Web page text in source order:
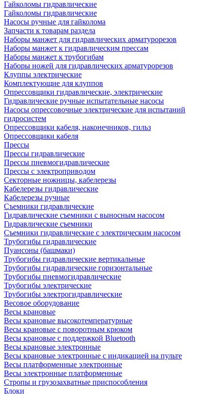
Гайколомы гидравлические
Гайколомы гидравлические
Насосы ручные для гайколома
Запчасти к товарам раздела
Наборы манжет для гидравлических арматурорезов
Наборы манжет к гидравлическим прессам
Наборы манжет к трубогибам
Наборы ножей для гидравлических арматурорезов
Клуппы электрические
Комплектующие для клуппов
Опрессовщики гидравлические, электрические
Гидравлические ручные испытательные насосы
Насосы опрессовочные электрические для испытаний
гидросистем
Опрессовщики кабеля, наконечников, гильз
Опрессовщики кабеля
Прессы
Прессы гидравлические
Прессы пневмогидравлические
Прессы с электроприводом
Секторные ножницы, кабелерезы
Кабелерезы гидравлические
Кабелерезы ручные
Съемники гидравлические
Гидравлические cъемники с выносным насосом
Гидравлические съемники
Съемники гидравлические с электрическим насосом
Трубогибы гидравлические
Пуансоны (башмаки)
Трубогибы гидравлические вертикальные
Трубогибы гидравлические горизонтальные
Трубогибы пневмогидравлические
Трубогибы электрические
Трубогибы электрогидравлические
Весовое оборудование
Весы крановые
Весы крановые высокотемпературные
Весы крановые с поворотным крюком
Весы крановые с поддержкой Bluetooth
Весы крановые электронные
Весы крановые электронные с индикацией на пульте
Весы платформенные электронные
Весы электронные платформенные
Стропы и грузозахватные приспособления
Блоки